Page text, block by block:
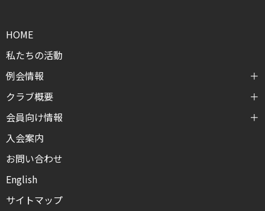
HOME
私たちの活動
例会情報
クラブ概要
会員向け情報
入会案内
お問い合わせ
English
サイトマップ